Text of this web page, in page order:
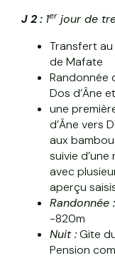
J 2 : 1erjour de
Transfert
de Mafate
Randonnée
Dos d’Âne
une
d’Âne vers
aux
suivie
avec
aperçu
Randonnée :
-820m
Nuit :Gite
Pension